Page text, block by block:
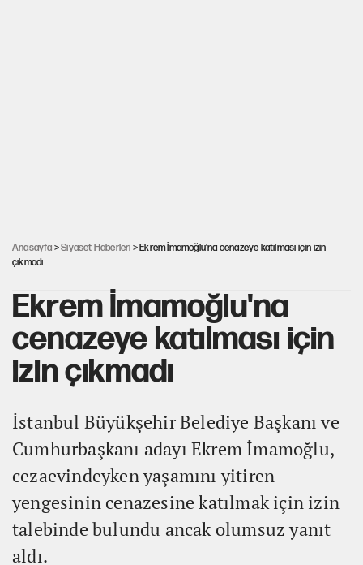
Anasayfa >Siyaset Haberleri > Ekrem İmamoğlu'na cenazeye katılması için izin
çıkmadı
Ekrem İmamoğlu'na
cenazeye katılması için
izin çıkmadı
İstanbul Büyükşehir Belediye Başkanı ve
Cumhurbaşkanı adayı Ekrem İmamoğlu,
cezaevindeyken yaşamını yitiren
yengesinin cenazesine katılmak için izin
talebinde bulundu ancak olumsuz yanıt
aldı.